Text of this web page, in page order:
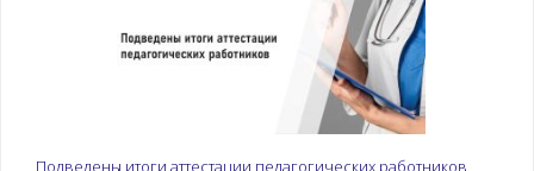
Подведены итоги аттестации педагогических работников